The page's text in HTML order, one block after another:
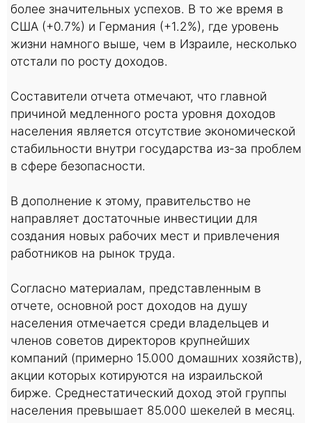
более значительных успехов. В то же время в
США (+0.7%) и Германия (+1.2%), где уровень
жизни намного выше, чем в Израиле, несколько
отстали по росту доходов.
Составители отчета отмечают, что главной
причиной медленного роста уровня доходов
населения является отсутствие экономической
стабильности внутри государства из-за проблем
в сфере безопасности.
В дополнение к этому, правительство не
направляет достаточные инвестиции для
создания новых рабочих мест и привлечения
работников на рынок труда.
Согласно материалам, представленным в
отчете, основной рост доходов на душу
населения отмечается среди владельцев и
членов советов директоров крупнейших
компаний (примерно 15.000 домашних хозяйств),
акции которых котируются на израильской
бирже. Среднестатический доход этой группы
населения превышает 85.000 шекелей в месяц.